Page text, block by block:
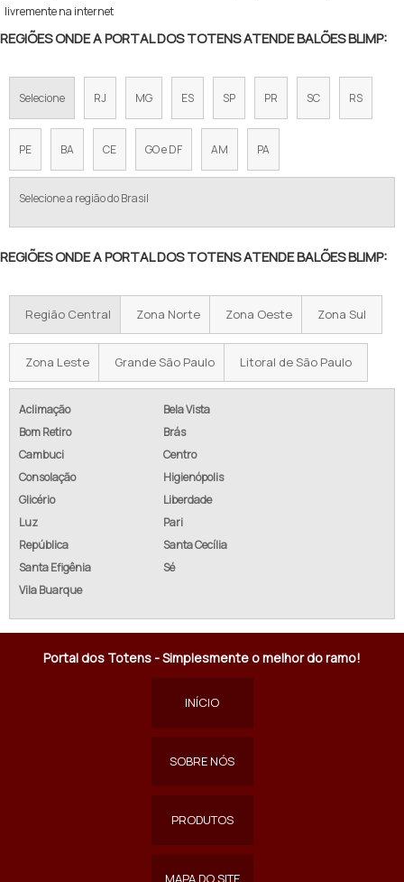
livremente na internet
REGIÕES ONDE A PORTAL DOS TOTENS ATENDE BALÕES BLIMP:
Selecione RJ MG ES SP PR SC RS
PE BA CE GO e DF AM PA
Selecione a região do Brasil
REGIÕES ONDE A PORTAL DOS TOTENS ATENDE BALÕES BLIMP:
Região Central Zona Norte Zona Oeste Zona Sul
Zona Leste Grande São Paulo Litoral de São Paulo
Aclimação
Bela Vista
Bom Retiro
Brás
Cambuci
Centro
Consolação
Higienópolis
Glicério
Liberdade
Luz
Pari
República
Santa Cecília
Santa Efigênia
Sé
Vila Buarque
Portal dos Totens - Simplesmente o melhor do ramo!
INÍCIO
SOBRE NÓS
PRODUTOS
MAPA DO SITE